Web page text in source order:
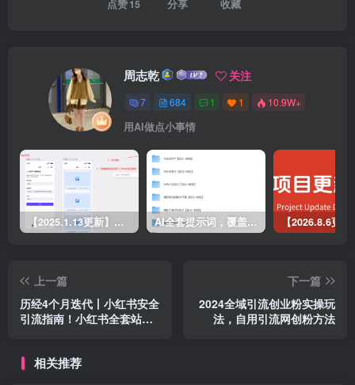
点赞15 分享 收藏
周志乾 关注
7 684 1 1 10.9W+
用AI做点小事情
【2025.1.13更新】Coze应用实战 如何利用coze应用功能，开发一个小程序，并发布到微信 AI全套提示词，覆盖微头条、小说、短视频脚本等32+创作场景
上一篇
历经4个月迭代丨小红书安全
引流指南！小红书全套站外
下一篇
2024全域引流创业粉实操玩
法，自用引流网创粉方法
相关推荐